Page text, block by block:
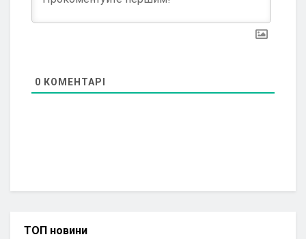
0 КОМЕНТАРІ
ТОП новини